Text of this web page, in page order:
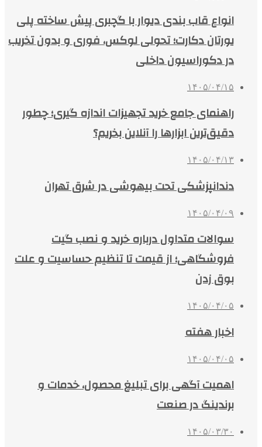
انواع قاب بندی دیوار با گچبری پیش ساخته پلی
یورتان دکارت؛ تحولی لوکس، فوری و بدون تخریب
در دکوراسیون داخلی
۱۴۰۵/۰۴/۱۵
راهنمای جامع خرید تجهیزات اندازه گیری؛ چطور
دقیق‌ترین ابزارها را آنلاین بخریم؟
۱۴۰۵/۰۴/۱۳
دندانپزشکی تحت بیهوشی در شرق تهران
۱۴۰۵/۰۴/۰۹
سوالات متداول درباره خرید و نصب گیت
فروشگاهی؛ از قیمت تا تنظیم حساسیت و علت
بوق زدن
۱۴۰۵/۰۴/۰۵
اخبار هفته
۱۴۰۵/۰۴/۰۵
اهمیت آگهی برای تبلیغ محصول، خدمات و
برندینگ در صنعت
۱۴۰۵/۰۳/۳۰